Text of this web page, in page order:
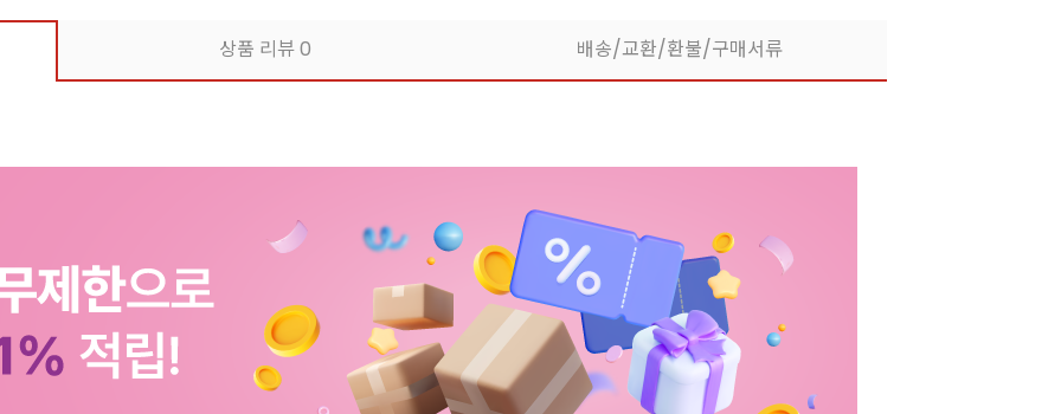
상품 리뷰0 배송/교환/환불/구매서류